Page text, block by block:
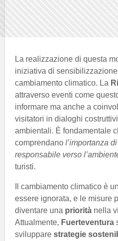
La realizzazione di questa
iniziativa di sensibilizzazione
cambiamento climatico. La
attraverso eventi come
informare ma anche a
visitatori in dialoghi
ambientali. È fondamentale
comprendano l’importanza
responsabile verso
turisti.
Il cambiamento climatico è
essere ignorata, e le misure
diventare una priorità nella
Attualmente, Fuerteventura
sviluppare strategie